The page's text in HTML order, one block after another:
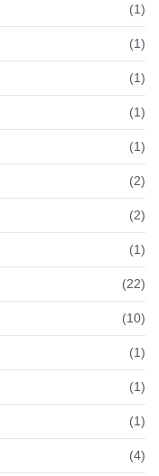
(1)
(1)
(1)
(1)
(1)
(2)
(2)
(1)
(22)
(10)
(1)
(1)
(1)
(4)